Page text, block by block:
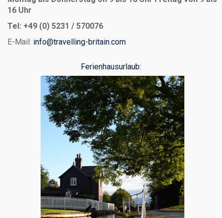
16 Uhr
Tel: +49 (0) 5231 / 570076
E-Mail: info@travelling-britain.com
Ferienhausurlaub: